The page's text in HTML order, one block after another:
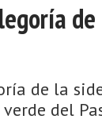
de la
del